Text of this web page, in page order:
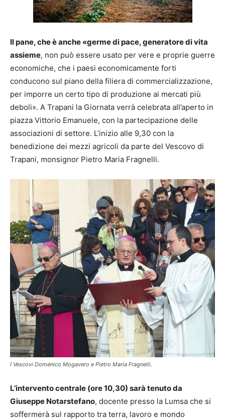
Il pane, che è anche «germe di pace, generatore di vita
assieme, non può essere usato per vere e proprie guerre
economiche, che i paesi economicamente forti
conducono sul piano della filiera di commercializzazione,
per imporre un certo tipo di produzione ai mercati più
deboli». A Trapani la Giornata verrà celebrata all’aperto in
piazza Vittorio Emanuele, con la partecipazione delle
associazioni di settore. L’inizio alle 9,30 con la
benedizione dei mezzi agricoli da parte del Vescovo di
Trapani, monsignor Pietro Maria Fragnelli.
I Vescovi Domenico Mogavero e Pietro Maria Fragnelli.
L’intervento centrale (ore 10,30) sarà tenuto da
Giuseppe Notarstefano, docente presso la Lumsa che si
soffermerà sul rapporto tra terra, lavoro e mondo